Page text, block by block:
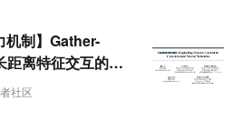
社区
机制】Gather-
离特征交互的能